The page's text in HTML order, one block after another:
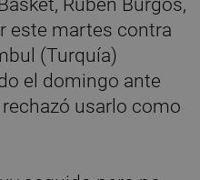
Rubén Burgos,
este martes contra
(Turquía)
el domingo ante
usarlo como